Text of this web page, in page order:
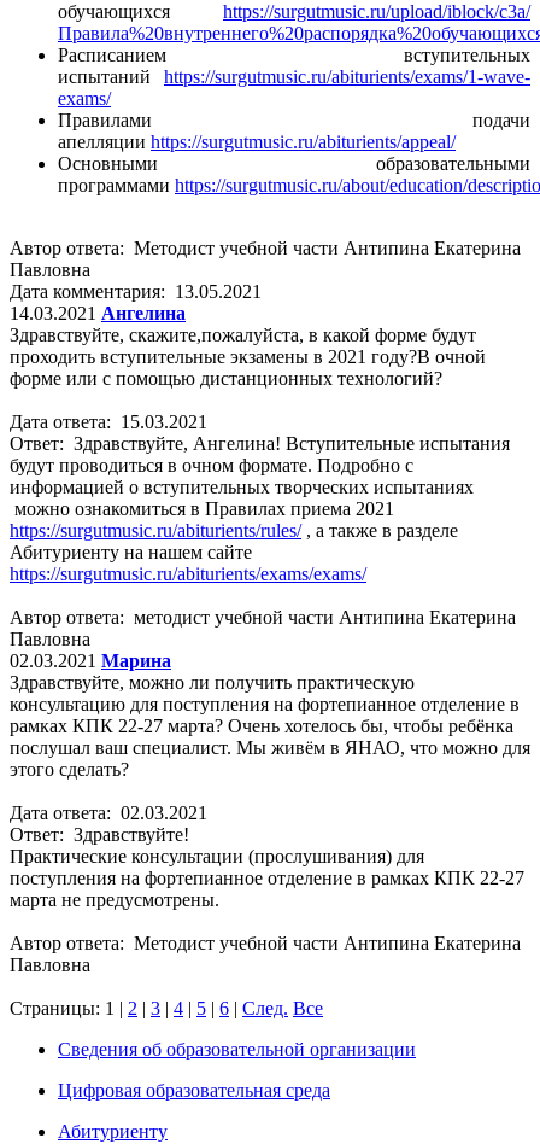
обучающихся https://surgutmusic.ru/upload/iblock/c3a/
Расписанием вступительных
испытаний https://surgutmusic.ru/abiturients/exams/1-wave-
exams/
Правилами подачи
апелляции https://surgutmusic.ru/abiturients/appeal/
Основными образовательными
программами https://surgutmusic.ru/about/education/
Автор ответа: Методист учебной части Антипина Екатерина
Павловна
Дата комментария: 13.05.2021
14.03.2021 Ангелина
Здравствуйте, скажите,пожалуйста, в какой форме будут
проходить вступительные экзамены в 2021 году?В очной
форме или с помощью дистанционных технологий?
Дата ответа: 15.03.2021
Ответ: Здравствуйте, Ангелина! Вступительные испытания
будут проводиться в очном формате. Подробно с
информацией о вступительных творческих испытаниях
можно ознакомиться в Правилах приема 2021
https://surgutmusic.ru/abiturients/rules/, а также в разделе
Абитуриенту на нашем сайте
https://surgutmusic.ru/abiturients/exams/exams/
Автор ответа: методист учебной части Антипина Екатерина
Павловна
02.03.2021 Марина
Здравствуйте, можно ли получить практическую
консультацию для поступления на фортепианное отделение в
рамках КПК 22-27 марта? Очень хотелось бы, чтобы ребёнка
послушал ваш специалист. Мы живём в ЯНАО, что можно для
этого сделать?
Дата ответа: 02.03.2021
Ответ: Здравствуйте!
Практические консультации (прослушивания) для
поступления на фортепианное отделение в рамках КПК 22-27
марта не предусмотрены.
Автор ответа: Методист учебной части Антипина Екатерина
Павловна
Страницы: 1 | 2 | 3 | 4 | 5 | 6 | След. Все
Сведения об образовательной организации
Цифровая образовательная среда
Абитуриенту